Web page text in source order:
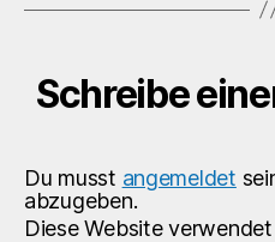
Schreibe
Du musst angemeldet
abzugeben.
Diese Website